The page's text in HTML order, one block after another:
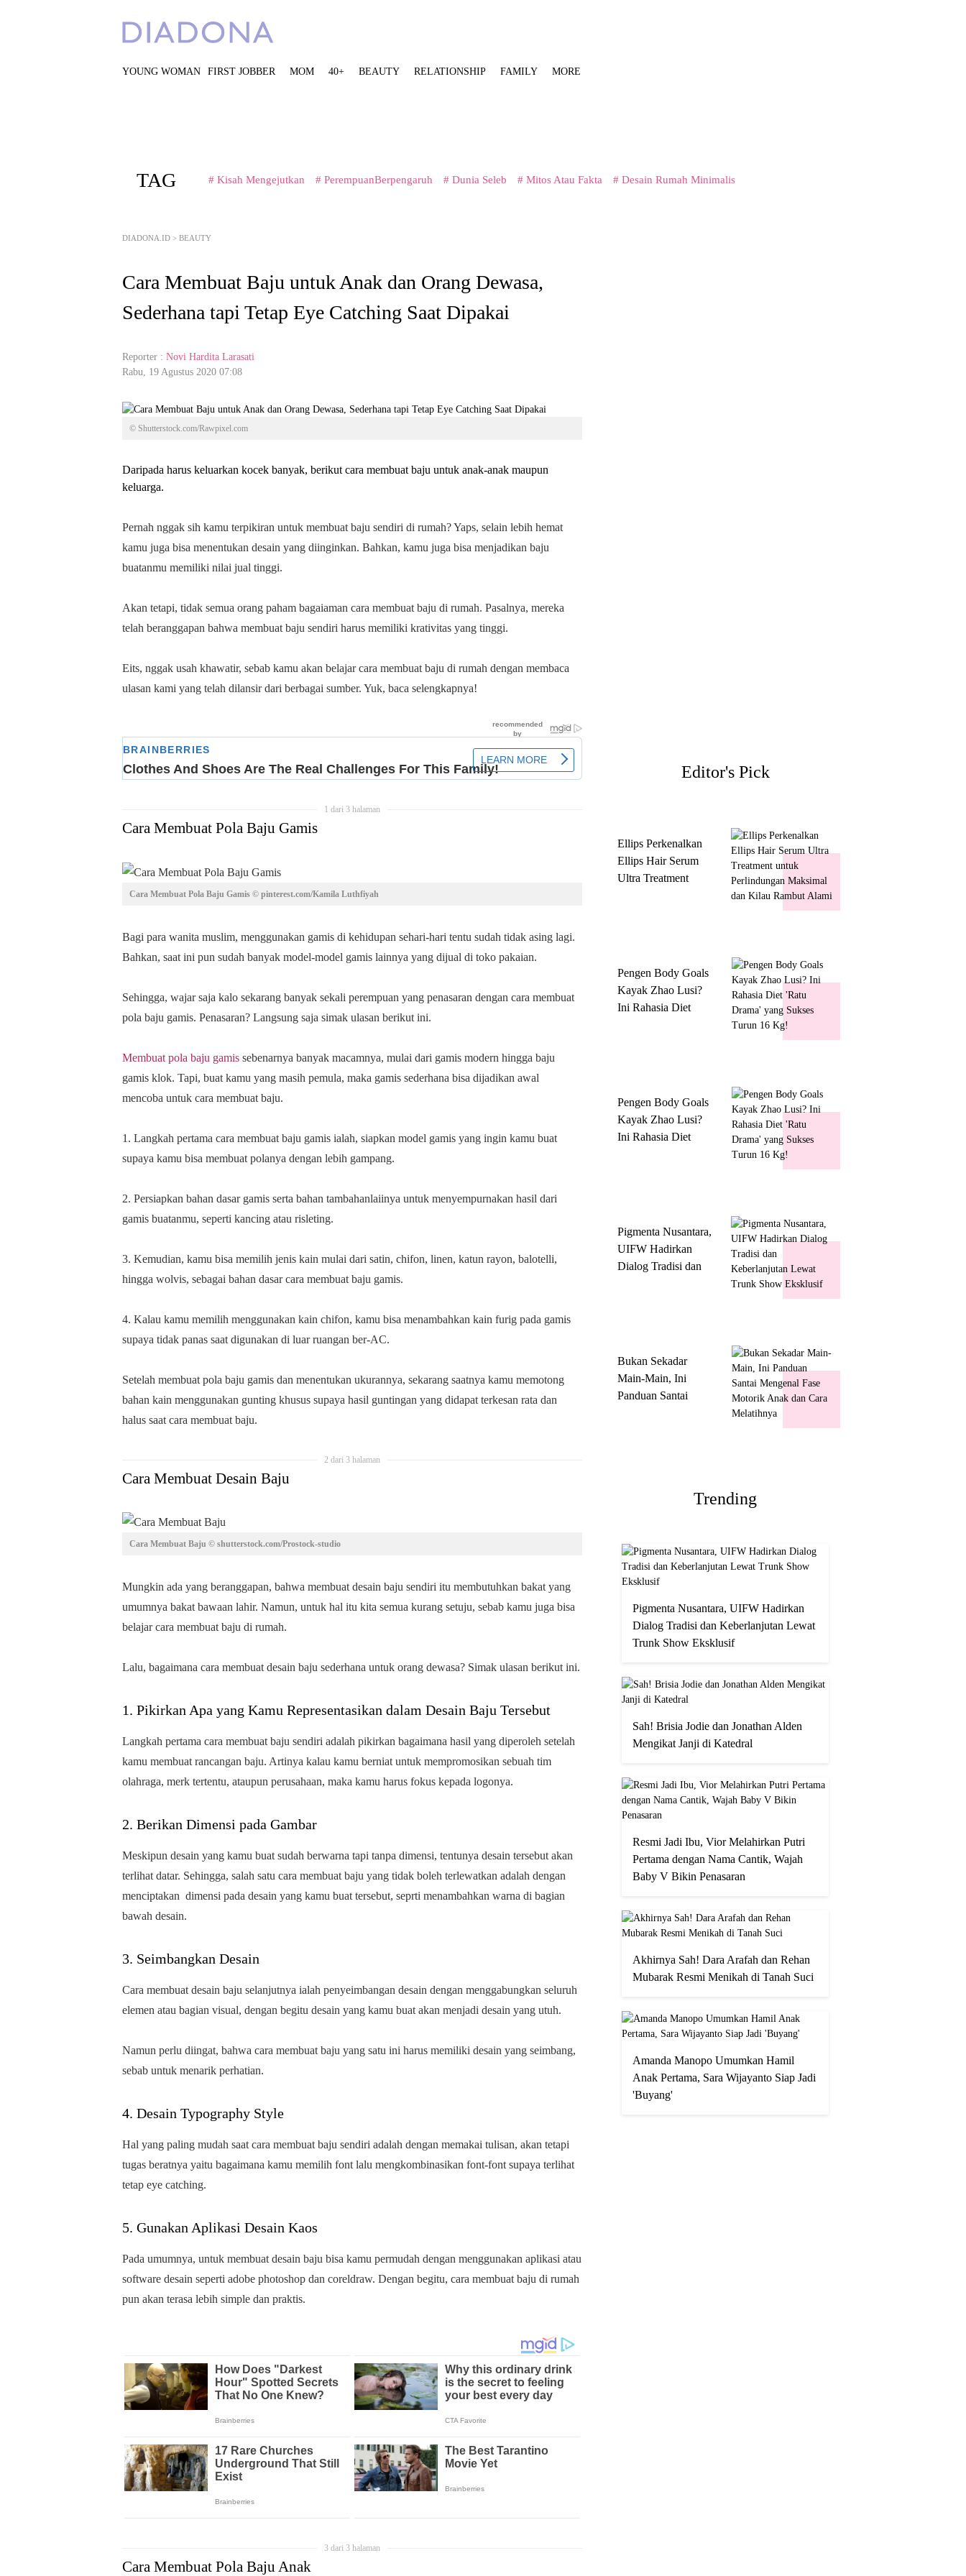
YOUNG WOMAN FIRST JOBBER MOM 40+ BEAUTY RELATIONSHIP FAMILY MORE
TAG # Kisah Mengejutkan # PerempuanBerpengaruh # Dunia Seleb # Mitos Atau Fakta # Desain Rumah Minimalis
DIADONA.ID > BEAUTY
Cara Membuat Baju untuk Anak dan Orang Dewasa,
Sederhana tapi Tetap Eye Catching Saat Dipakai
Reporter : Novi Hardita Larasati
Rabu, 19 Agustus 2020 07:08
© Shutterstock.com/Rawpixel.com
Daripada harus keluarkan kocek banyak, berikut cara membuat baju untuk anak-anak maupun
keluarga.
Pernah nggak sih kamu terpikiran untuk membuat baju sendiri di rumah? Yaps, selain lebih hemat
kamu juga bisa menentukan desain yang diinginkan. Bahkan, kamu juga bisa menjadikan baju
buatanmu memiliki nilai jual tinggi.
Akan tetapi, tidak semua orang paham bagaiaman cara membuat baju di rumah. Pasalnya, mereka
telah beranggapan bahwa membuat baju sendiri harus memiliki krativitas yang tinggi.
Eits, nggak usah khawatir, sebab kamu akan belajar cara membuat baju di rumah dengan membaca
ulasan kami yang telah dilansir dari berbagai sumber. Yuk, baca selengkapnya!
1 dari 3 halaman
Cara Membuat Pola Baju Gamis
Cara Membuat Pola Baju Gamis © pinterest.com/Kamila Luthfiyah
Bagi para wanita muslim, menggunakan gamis di kehidupan sehari-hari tentu sudah tidak asing lagi.
Bahkan, saat ini pun sudah banyak model-model gamis lainnya yang dijual di toko pakaian.
Sehingga, wajar saja kalo sekarang banyak sekali perempuan yang penasaran dengan cara membuat
pola baju gamis. Penasaran? Langsung saja simak ulasan berikut ini.
Membuat pola baju gamis sebenarnya banyak macamnya, mulai dari gamis modern hingga baju
gamis klok. Tapi, buat kamu yang masih pemula, maka gamis sederhana bisa dijadikan awal
mencoba untuk cara membuat baju.
1. Langkah pertama cara membuat baju gamis ialah, siapkan model gamis yang ingin kamu buat
supaya kamu bisa membuat polanya dengan lebih gampang.
2. Persiapkan bahan dasar gamis serta bahan tambahanlaiinya untuk menyempurnakan hasil dari
gamis buatanmu, seperti kancing atau risleting.
3. Kemudian, kamu bisa memilih jenis kain mulai dari satin, chifon, linen, katun rayon, balotelli,
hingga wolvis, sebagai bahan dasar cara membuat baju gamis.
4. Kalau kamu memilih menggunakan kain chifon, kamu bisa menambahkan kain furig pada gamis
supaya tidak panas saat digunakan di luar ruangan ber-AC.
Setelah membuat pola baju gamis dan menentukan ukurannya, sekarang saatnya kamu memotong
bahan kain menggunakan gunting khusus supaya hasil guntingan yang didapat terkesan rata dan
halus saat cara membuat baju.
2 dari 3 halaman
Cara Membuat Desain Baju
Cara Membuat Baju © shutterstock.com/Prostock-studio
Mungkin ada yang beranggapan, bahwa membuat desain baju sendiri itu membutuhkan bakat yang
umumnya bakat bawaan lahir. Namun, untuk hal itu kita semua kurang setuju, sebab kamu juga bisa
belajar cara membuat baju di rumah.
Lalu, bagaimana cara membuat desain baju sederhana untuk orang dewasa? Simak ulasan berikut ini.
1. Pikirkan Apa yang Kamu Representasikan dalam Desain Baju Tersebut
Langkah pertama cara membuat baju sendiri adalah pikirkan bagaimana hasil yang diperoleh setelah
kamu membuat rancangan baju. Artinya kalau kamu berniat untuk mempromosikan sebuah tim
olahraga, merk tertentu, ataupun perusahaan, maka kamu harus fokus kepada logonya.
2. Berikan Dimensi pada Gambar
Meskipun desain yang kamu buat sudah berwarna tapi tanpa dimensi, tentunya desain tersebut akan
terlihat datar. Sehingga, salah satu cara membuat baju yang tidak boleh terlewatkan adalah dengan
menciptakan dimensi pada desain yang kamu buat tersebut, seprti menambahkan warna di bagian
bawah desain.
3. Seimbangkan Desain
Cara membuat desain baju selanjutnya ialah penyeimbangan desain dengan menggabungkan seluruh
elemen atau bagian visual, dengan begitu desain yang kamu buat akan menjadi desain yang utuh.
Namun perlu diingat, bahwa cara membuat baju yang satu ini harus memiliki desain yang seimbang,
sebab untuk menarik perhatian.
4. Desain Typography Style
Hal yang paling mudah saat cara membuat baju sendiri adalah dengan memakai tulisan, akan tetapi
tugas beratnya yaitu bagaimana kamu memilih font lalu mengkombinasikan font-font supaya terlihat
tetap eye catching.
5. Gunakan Aplikasi Desain Kaos
Pada umumnya, untuk membuat desain baju bisa kamu permudah dengan menggunakan aplikasi atau
software desain seperti adobe photoshop dan coreldraw. Dengan begitu, cara membuat baju di rumah
pun akan terasa lebih simple dan praktis.
3 dari 3 halaman
Cara Membuat Pola Baju Anak
Editor's Pick
Ellips Perkenalkan
Ellips Hair Serum
Ultra Treatment
Pengen Body Goals
Kayak Zhao Lusi?
Ini Rahasia Diet
Pengen Body Goals
Kayak Zhao Lusi?
Ini Rahasia Diet
Pigmenta Nusantara,
UIFW Hadirkan
Dialog Tradisi dan
Bukan Sekadar
Main-Main, Ini
Panduan Santai
Trending
Pigmenta Nusantara, UIFW Hadirkan
Dialog Tradisi dan Keberlanjutan Lewat
Trunk Show Eksklusif
Sah! Brisia Jodie dan Jonathan Alden
Mengikat Janji di Katedral
Resmi Jadi Ibu, Vior Melahirkan Putri
Pertama dengan Nama Cantik, Wajah
Baby V Bikin Penasaran
Akhirnya Sah! Dara Arafah dan Rehan
Mubarak Resmi Menikah di Tanah Suci
Amanda Manopo Umumkan Hamil
Anak Pertama, Sara Wijayanto Siap Jadi
'Buyang'